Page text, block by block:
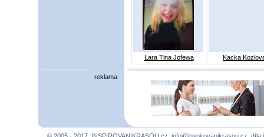
Lara Tina Jofewa Kacka
reklama